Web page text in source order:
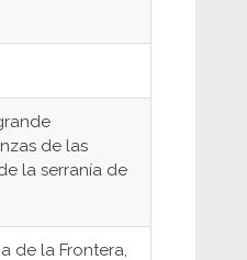
la serranía de
de la Frontera,